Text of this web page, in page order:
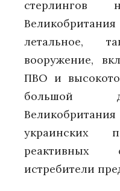
летальное,
вооружение,
ПВО и
большой
украинских
реактивных
истребители